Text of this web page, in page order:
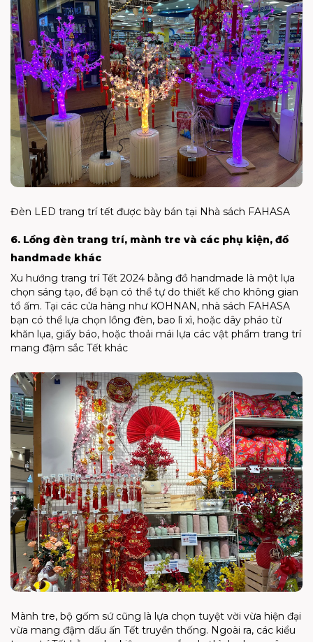
Đèn LED trang trí tết được bày bán tại Nhà sách FAHASA
6. Lồng đèn trang trí, mành tre và các phụ kiện, đồ
handmade khác
Xu hướng trang trí Tết 2024 bằng đồ handmade là một lựa
chọn sáng tạo, để bạn có thể tự do thiết kế cho không gian
tổ ấm. Tại các cửa hàng như KOHNAN, nhà sách FAHASA
bạn có thể lựa chọn lồng đèn, bao lì xì, hoặc dây pháo từ
khăn lụa, giấy báo, hoặc thoải mái lựa các vật phẩm trang trí
mang đậm sắc Tết khác
Mành tre, bộ gốm sứ cũng là lựa chọn tuyệt vời vừa hiện đại
vừa mang đậm dấu ấn Tết truyền thống. Ngoài ra, các kiểu